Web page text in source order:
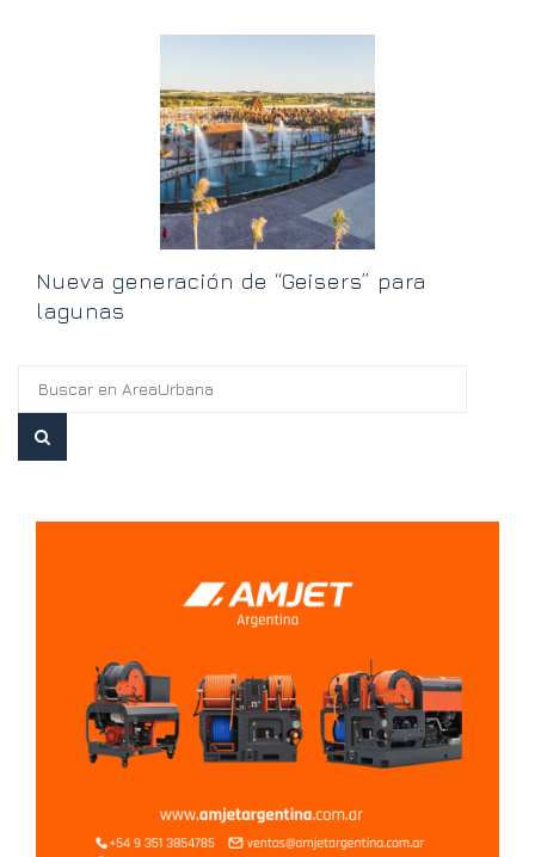
Nueva generación de “Geisers” para
lagunas